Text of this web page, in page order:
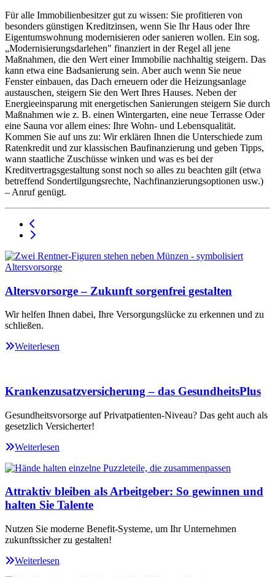
Für alle Immobilienbesitzer gut zu wissen: Sie profitieren von
besonders günstigen Kreditzinsen, wenn Sie Ihr Haus oder Ihre
Eigentumswohnung modernisieren oder sanieren wollen. Ein sog.
„Modernisierungsdarlehen" finanziert in der Regel all jene
Maßnahmen, die den Wert einer Immobilie nachhaltig steigern. Das
kann etwa eine Badsanierung sein. Aber auch wenn Sie neue
Fenster einbauen, das Dach erneuern oder die Heizungsanlage
austauschen, steigern Sie den Wert Ihres Hauses. Neben der
Energieeinsparung mit energetischen Sanierungen steigern Sie durch
Maßnahmen wie z. B. einen Wintergarten, eine neue Terrasse Oder
eine Sauna vor allem eines: Ihre Wohn- und Lebensqualität.
Kommen Sie auf uns zu: Wir erklären Ihnen die Unterschiede zum
Ratenkredit und zur klassischen Baufinanzierung und geben Tipps,
wann staatliche Zuschüsse winken und was es bei der
Kreditvertragsgestaltung sonst noch so alles zu beachten gilt (etwa
betreffend Sondertilgungsrechte, Nachfinanzierungsoptionen usw.)
– Anruf genügt.
Altersvorsorge – Zukunft sorgenfrei gestalten
Wir helfen Ihnen dabei, Ihre Versorgungslücke zu erkennen und zu
schließen.
Weiterlesen
Krankenzusatzversicherung – das GesundheitsPlus
Gesundheitsvorsorge auf Privatpatienten-Niveau? Das geht auch als
gesetzlich Versicherter!
Weiterlesen
Attraktiv bleiben als Arbeitgeber: So gewinnen und
halten Sie Talente
Nutzen Sie moderne Benefit-Systeme, um Ihr Unternehmen
zukunftssicher zu gestalten!
Weiterlesen